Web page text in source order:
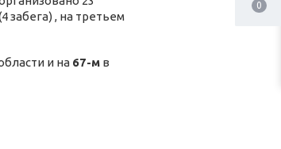
0
забега) , на третьем
и на 67-мв